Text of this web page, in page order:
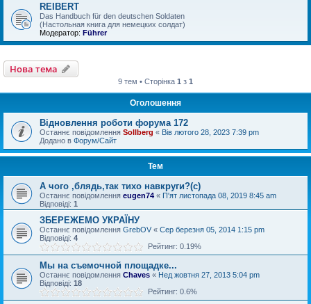
REIBERT
Das Handbuch für den deutschen Soldaten
(Настольная книга для немецких солдат)
Модератор: Führer
Нова тема
9 тем • Сторінка 1 з 1
Оголошення
Відновлення роботи форума 172
Останнє повідомлення Sollberg « Вів лютого 28, 2023 7:39 pm
Додано в Форум/Сайт
Тем
А чого ,блядь,так тихо навкруги?(с)
Останнє повідомлення eugen74 « П'ят листопада 08, 2019 8:45 am
Відповіді: 1
ЗБЕРЕЖЕМО УКРАЇНУ
Останнє повідомлення GrebOV « Сер березня 05, 2014 1:15 pm
Відповіді: 4
Рейтинг: 0.19%
Мы на съемочной площадке...
Останнє повідомлення Chaves « Нед жовтня 27, 2013 5:04 pm
Відповіді: 18
Рейтинг: 0.6%